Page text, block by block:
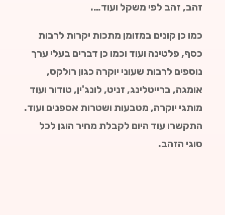
זהב, זהב לפי משקל ועוד….
כמו כן קונים במזומן מתכות יקרות לרבות
כסף, פלטינה ועוד וכמו כן דברים בעלי ערך
נוספים לרבות שעוני יוקרה כגון רולקס,
אומגה, ברייטלינג, זניט, לונג'ין, טודור ועוד
מותגי יוקרה, מטבעות ושטרות אספנים ועוד.
התקשרו עוד היום לקבלת מחיר הוגן לכל
סוגי הזהב.